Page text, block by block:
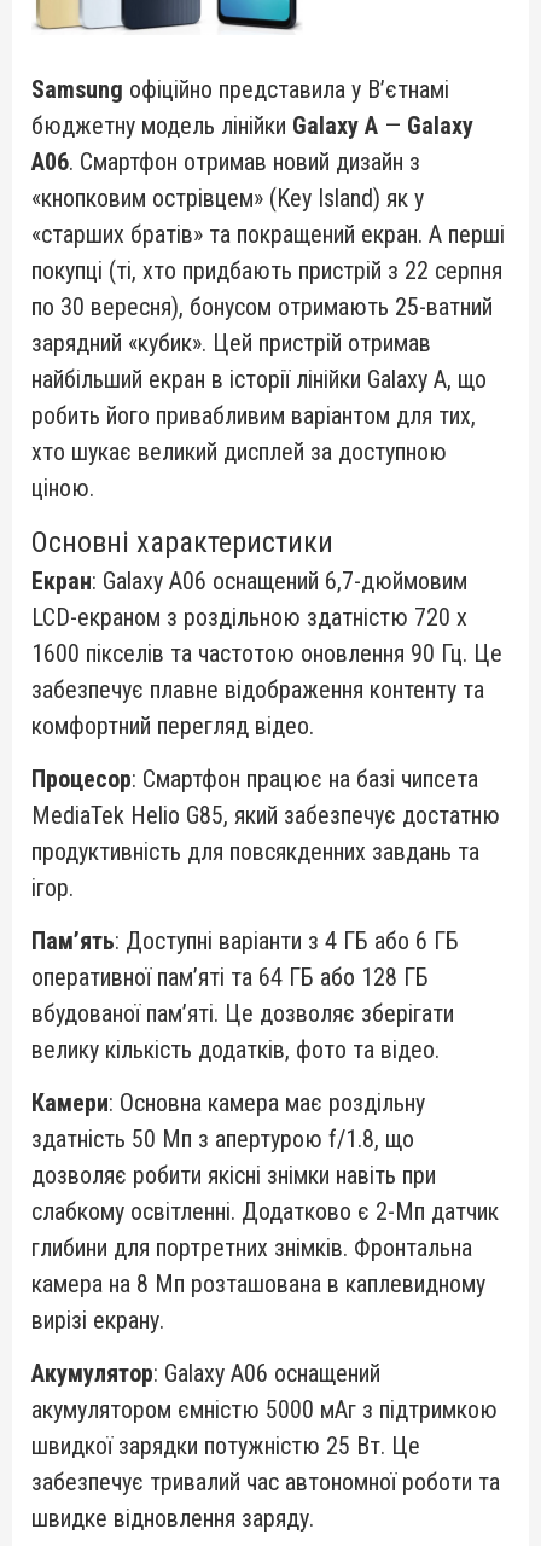
Samsung офіційно представила у В’єтнамі
бюджетну модель лінійки Galaxy A — Galaxy
A06. Смартфон отримав новий дизайн з
«кнопковим острівцем» (Key Island) як у
«старших братів» та покращений екран. А перші
покупці (ті, хто придбають пристрій з 22 серпня
по 30 вересня), бонусом отримають 25-ватний
зарядний «кубик». Цей пристрій отримав
найбільший екран в історії лінійки Galaxy A, що
робить його привабливим варіантом для тих,
хто шукає великий дисплей за доступною
ціною.
Основні характеристики
Екран: Galaxy A06 оснащений 6,7-дюймовим
LCD-екраном з роздільною здатністю 720 x
1600 пікселів та частотою оновлення 90 Гц. Це
забезпечує плавне відображення контенту та
комфортний перегляд відео.
Процесор: Смартфон працює на базі чипсета
MediaTek Helio G85, який забезпечує достатню
продуктивність для повсякденних завдань та
ігор.
Пам’ять: Доступні варіанти з 4 ГБ або 6 ГБ
оперативної пам’яті та 64 ГБ або 128 ГБ
вбудованої пам’яті. Це дозволяє зберігати
велику кількість додатків, фото та відео.
Камери: Основна камера має роздільну
здатність 50 Мп з апертурою f/1.8, що
дозволяє робити якісні знімки навіть при
слабкому освітленні. Додатково є 2-Мп датчик
глибини для портретних знімків. Фронтальна
камера на 8 Мп розташована в каплевидному
вирізі екрану.
Акумулятор: Galaxy A06 оснащений
акумулятором ємністю 5000 мАг з підтримкою
швидкої зарядки потужністю 25 Вт. Це
забезпечує тривалий час автономної роботи та
швидке відновлення заряду.